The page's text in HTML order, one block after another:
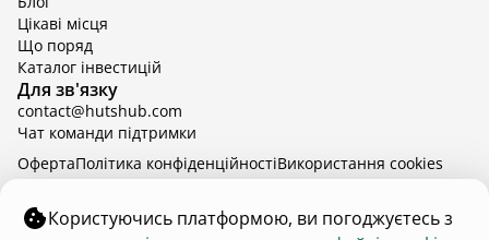
Відпочинок з басейном в Тернопільській області
Цікаві місця
Що поряд
Каталог інвестицій
Для зв'язку
contact@hutshub.com
Чат команди підтримки
hutshub | ©2026
ОфертаПолітика конфіденційностіBикористання cookies
Користуючись платформою, ви погоджуєтесь з